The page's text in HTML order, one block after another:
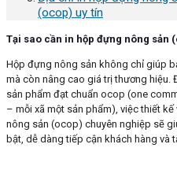
(ocop) uy tín
Tại sao cần in hộp đựng nông sản
Hộp đựng nông sản không chỉ giúp
mà còn nâng cao giá trị thương hiệu.
sản phẩm đạt chuẩn ocop (one
– mỗi xã một sản phẩm), việc thiết kế
nông sản (ocop) chuyên nghiệp sẽ
bật, dễ dàng tiếp cận khách hàng và